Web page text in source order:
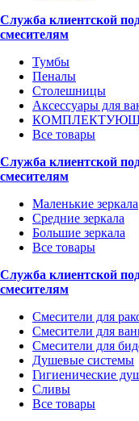
Служба клиентской
смесителям
Тумбы
Пеналы
Столешницы
Аксессуары для
Все товары
Служба клиентской
смесителям
Маленькие зеркала
Средние зеркала
Большие зеркала
Все товары
Служба клиентской
смесителям
Смесители для
Смесители для
Смесители для
Душевые системы
Гигиенические
Сливы
Все товары